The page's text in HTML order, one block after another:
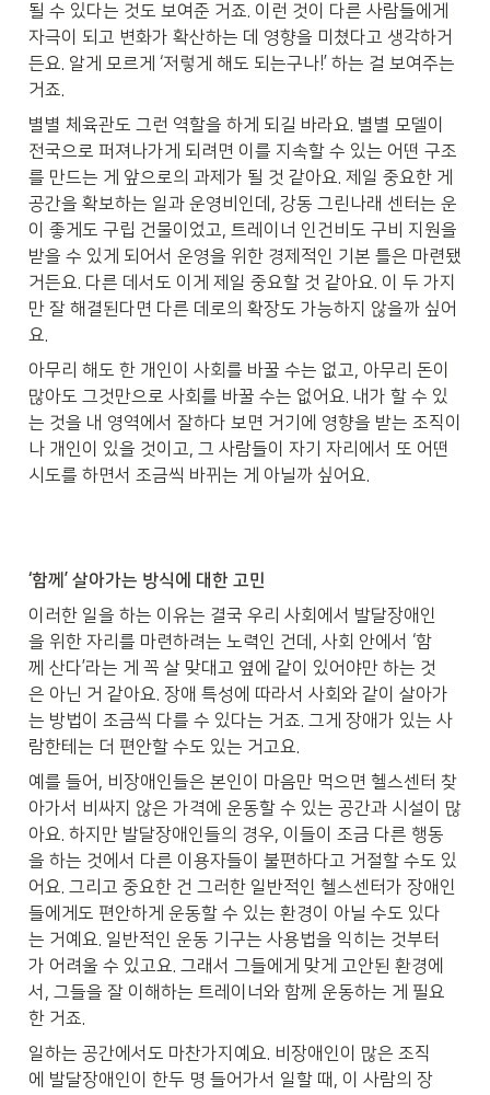
될 수 있다는 것도 보여준 거죠. 이런 것이 다른 사람들에게
자극이 되고 변화가 확산하는 데 영향을 미쳤다고 생각하거
든요. 알게 모르게 ‘저렇게 해도 되는구나!’ 하는 걸 보여주는
거죠.
별별 체육관도 그런 역할을 하게 되길 바라요. 별별 모델이
전국으로 퍼져나가게 되려면 이를 지속할 수 있는 어떤 구조
를 만드는 게 앞으로의 과제가 될 것 같아요. 제일 중요한 게
공간을 확보하는 일과 운영비인데, 강동 그린나래 센터는 운
이 좋게도 구립 건물이었고, 트레이너 인건비도 구비 지원을
받을 수 있게 되어서 운영을 위한 경제적인 기본 틀은 마련됐
거든요. 다른 데서도 이게 제일 중요할 것 같아요. 이 두 가지
만 잘 해결된다면 다른 데로의 확장도 가능하지 않을까 싶어
요.
아무리 해도 한 개인이 사회를 바꿀 수는 없고, 아무리 돈이
많아도 그것만으로 사회를 바꿀 수는 없어요. 내가 할 수 있
는 것을 내 영역에서 잘하다 보면 거기에 영향을 받는 조직이
나 개인이 있을 것이고, 그 사람들이 자기 자리에서 또 어떤
시도를 하면서 조금씩 바뀌는 게 아닐까 싶어요.
‘함께’ 살아가는 방식에 대한 고민
이러한 일을 하는 이유는 결국 우리 사회에서 발달장애인
을 위한 자리를 마련하려는 노력인 건데, 사회 안에서 ‘함
께 산다’라는 게 꼭 살 맞대고 옆에 같이 있어야만 하는 것
은 아닌 거 같아요. 장애 특성에 따라서 사회와 같이 살아가
는 방법이 조금씩 다를 수 있다는 거죠. 그게 장애가 있는 사
람한테는 더 편안할 수도 있는 거고요.
예를 들어, 비장애인들은 본인이 마음만 먹으면 헬스센터 찾
아가서 비싸지 않은 가격에 운동할 수 있는 공간과 시설이 많
아요. 하지만 발달장애인들의 경우, 이들이 조금 다른 행동
을 하는 것에서 다른 이용자들이 불편하다고 거절할 수도 있
어요. 그리고 중요한 건 그러한 일반적인 헬스센터가 장애인
들에게도 편안하게 운동할 수 있는 환경이 아닐 수도 있다
는 거예요. 일반적인 운동 기구는 사용법을 익히는 것부터
가 어려울 수 있고요. 그래서 그들에게 맞게 고안된 환경에
서, 그들을 잘 이해하는 트레이너와 함께 운동하는 게 필요
한 거죠.
일하는 공간에서도 마찬가지예요. 비장애인이 많은 조직
에 발달장애인이 한두 명 들어가서 일할 때, 이 사람의 장